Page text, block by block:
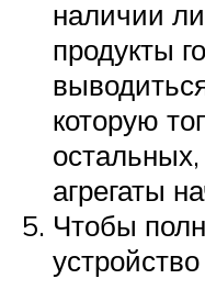
наличии
продукты
которую
агрегаты
Чтобы